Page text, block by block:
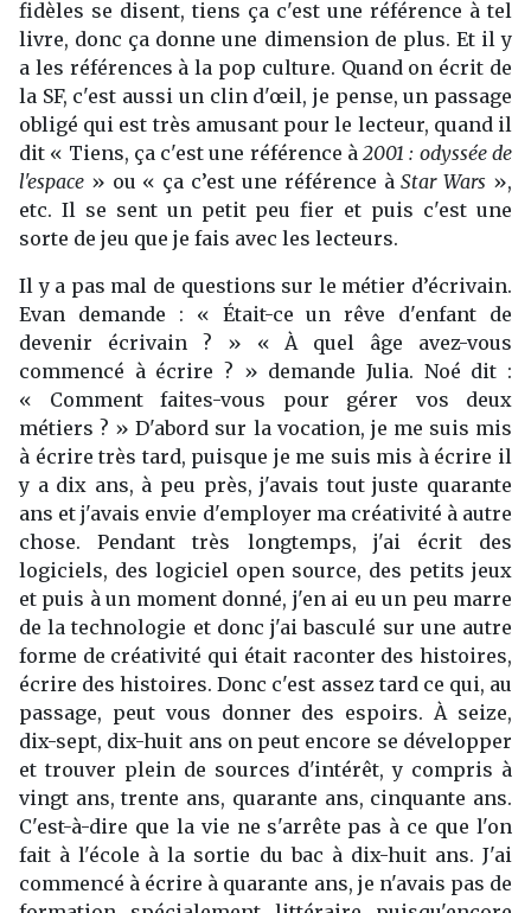
fidèles se disent, tiens ça c'est une référence à tel
livre, donc ça donne une dimension de plus. Et il y
a les références à la pop culture. Quand on écrit de
la SF, c'est aussi un clin d'œil, je pense, un passage
obligé qui est très amusant pour le lecteur, quand il
dit « Tiens, ça c'est une référence à2001 : odyssée de
l'espace » ou « ça c’est une référence àStar Wars »,
etc. Il se sent un petit peu fier et puis c'est une
sorte de jeu que je fais avec les lecteurs.
Il y a pas mal de questions sur le métier d’écrivain.
Evan demande : « Était-ce un rêve d'enfant de
devenir écrivain ? » « À quel âge avez-vous
commencé à écrire ? » demande Julia. Noé dit :
« Comment faites-vous pour gérer vos deux
métiers ? » D'abord sur la vocation, je me suis mis
à écrire très tard, puisque je me suis mis à écrire il
y a dix ans, à peu près, j'avais tout juste quarante
ans et j'avais envie d'employer ma créativité à autre
chose. Pendant très longtemps, j'ai écrit des
logiciels, des logiciel open source, des petits jeux
et puis à un moment donné, j'en ai eu un peu marre
de la technologie et donc j'ai basculé sur une autre
forme de créativité qui était raconter des histoires,
écrire des histoires. Donc c'est assez tard ce qui, au
passage, peut vous donner des espoirs. À seize,
dix-sept, dix-huit ans on peut encore se développer
et trouver plein de sources d'intérêt, y compris à
vingt ans, trente ans, quarante ans, cinquante ans.
C'est-à-dire que la vie ne s'arrête pas à ce que l'on
fait à l'école à la sortie du bac à dix-huit ans. J'ai
commencé à écrire à quarante ans, je n'avais pas de